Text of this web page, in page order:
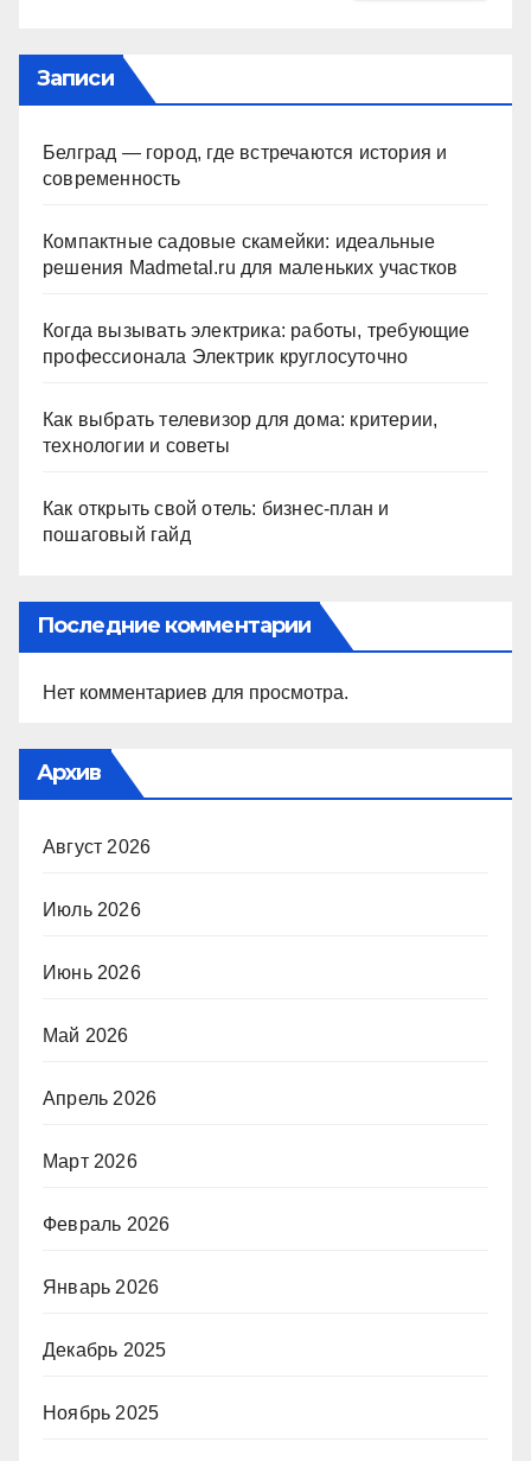
Записи
Белград — город, где встречаются история и
современность
Компактные садовые скамейки: идеальные
решения Madmetal.ru для маленьких участков
Когда вызывать электрика: работы, требующие
профессионала Электрик круглосуточно
Как выбрать телевизор для дома: критерии,
технологии и советы
Как открыть свой отель: бизнес-план и
пошаговый гайд
Последние комментарии
Нет комментариев для просмотра.
Архив
Август 2026
Июль 2026
Июнь 2026
Май 2026
Апрель 2026
Март 2026
Февраль 2026
Январь 2026
Декабрь 2025
Ноябрь 2025